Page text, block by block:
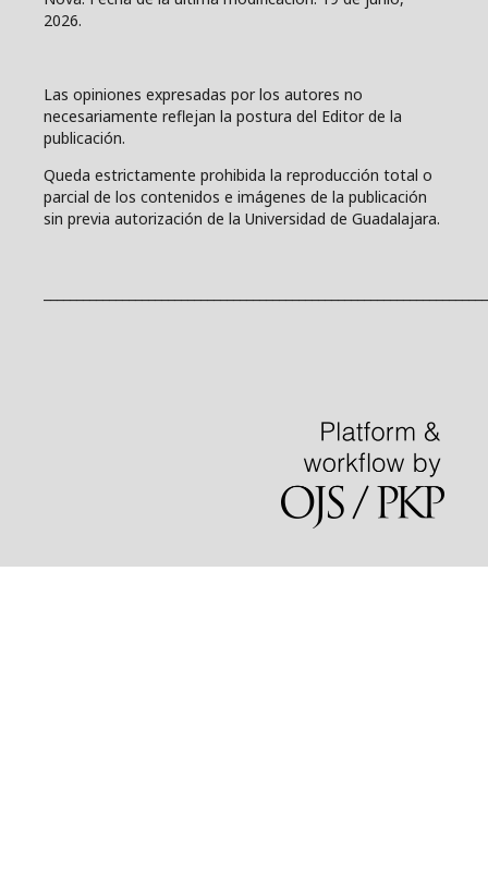
2026.
Las opiniones expresadas por los autores no
necesariamente reflejan la postura del Editor de la
publicación.
Queda estrictamente prohibida la reproducción total o
parcial de los contenidos e imágenes de la publicación
sin previa autorización de la Universidad de Guadalajara.